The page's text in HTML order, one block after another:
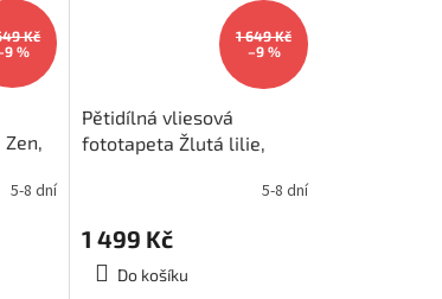
Kč
%
5-8 dní
1 649 Kč
–9 %
Pětidílná vliesová
fototapeta Žlutá lilie,
5-8 dní
1 499 Kč
Do košíku